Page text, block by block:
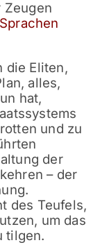
die Eliten,
alles,
hat,
und zu
der
– der
des Teufels,
um das
tilgen.